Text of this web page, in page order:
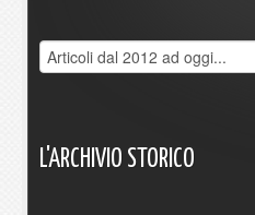
L'ARCHIVIO STORICO